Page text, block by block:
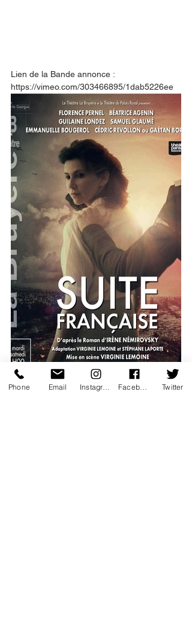
Lien de la Bande annonce :
https://vimeo.com/303466895/1dab5226ee
Phone Email Twitter